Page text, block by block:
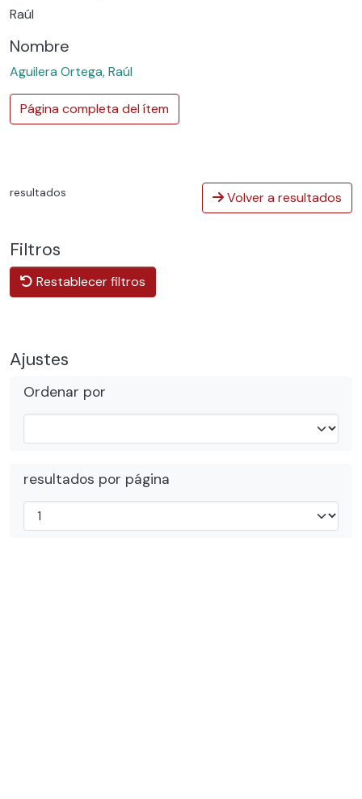
Raúl
Nombre
Aguilera Ortega, Raúl
Página completa del ítem
resultados Volver a resultados
Filtros
Restablecer filtros
Ajustes
Ordenar por
resultados por página